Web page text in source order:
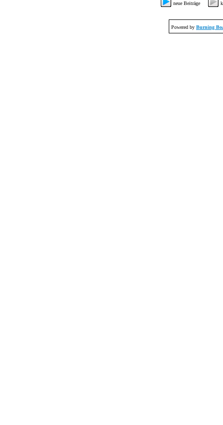
neue Beiträge
Powered by Burning